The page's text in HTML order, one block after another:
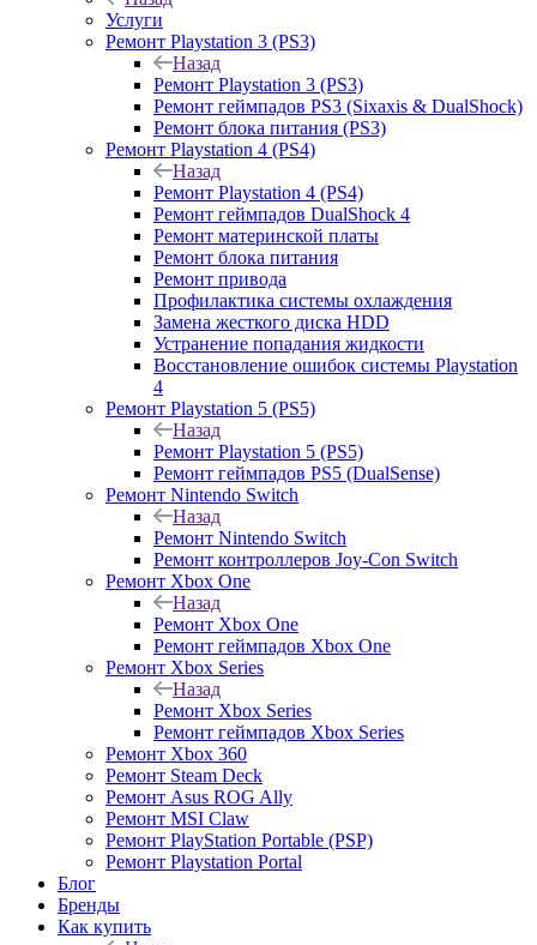
Услуги
Ремонт Playstation 3 (PS3)
Назад
Ремонт Playstation 3 (PS3)
Ремонт геймпадов PS3 (Sixaxis & DualShock)
Ремонт блока питания (PS3)
Ремонт Playstation 4 (PS4)
Назад
Ремонт Playstation 4 (PS4)
Ремонт геймпадов DualShock 4
Ремонт материнской платы
Ремонт блока питания
Ремонт привода
Профилактика системы охлаждения
Замена жесткого диска HDD
Устранение попадания жидкости
Восстановление ошибок системы Playstation
4
Ремонт Playstation 5 (PS5)
Назад
Ремонт Playstation 5 (PS5)
Ремонт геймпадов PS5 (DualSense)
Ремонт Nintendo Switch
Назад
Ремонт Nintendo Switch
Ремонт контроллеров Joy-Con Switch
Ремонт Xbox One
Назад
Ремонт Xbox One
Ремонт геймпадов Xbox One
Ремонт Xbox Series
Назад
Ремонт Xbox Series
Ремонт геймпадов Xbox Series
Ремонт Xbox 360
Ремонт Steam Deck
Ремонт Asus ROG Ally
Ремонт MSI Claw
Ремонт PlayStation Portable (PSP)
Ремонт Playstation Portal
Блог
Бренды
Как купить